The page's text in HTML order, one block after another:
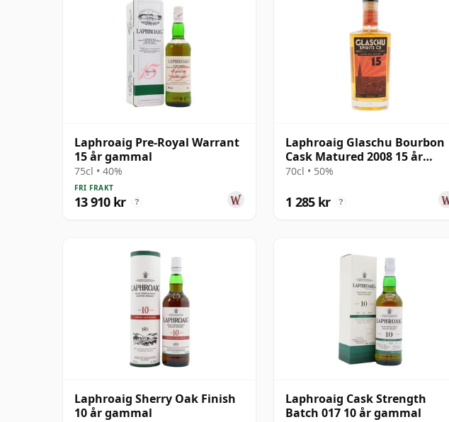
Laphroaig Pre-Royal Warrant
15 år gammal
75cl • 40%
FRI FRAKT
13 910 kr ?
Laphroaig Glaschu Bourbon
Cask Matured 2008 15 år
gammal
70cl • 50%
1 285 kr ?
Laphroaig Sherry Oak Finish
10 år gammal
Laphroaig Cask Strength
Batch 017 10 år gammal